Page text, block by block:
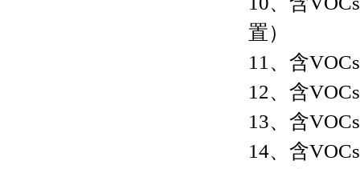
置）
11、含
12、含
13、含
14、含